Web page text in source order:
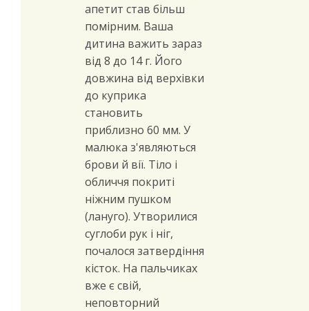
апетит став більш
помірним. Ваша
дитина важить зараз
від 8 до 14 г. Його
довжина від верхівки
до куприка
становить
приблизно 60 мм. У
малюка з'являються
брови й вії. Тіло і
обличчя покриті
ніжним пушком
(лануго). Утворилися
суглоби рук і ніг,
почалося затвердіння
кісток. На пальчиках
вже є свій,
неповторний